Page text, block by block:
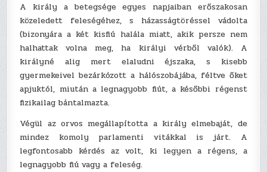
A király a betegsége egyes napjaiban erőszakosan
közeledett feleségéhez, s házasságtöréssel vádolta
(bizonyára a két kisfiú halála miatt, akik persze nem
halhattak volna meg, ha királyi vérből valók). A
királyné alig mert elaludni éjszaka, s kisebb
gyermekeivel bezárkózott a hálószobájába, féltve őket
apjuktól, miután a legnagyobb fiút, a későbbi régenst
fizikailag bántalmazta.
Végül az orvos megállapította a király elmebaját, de
mindez komoly parlamenti vitákkal is járt. A
legfontosabb kérdés az volt, ki legyen a régens, a
legnagyobb fiú vagy a feleség.